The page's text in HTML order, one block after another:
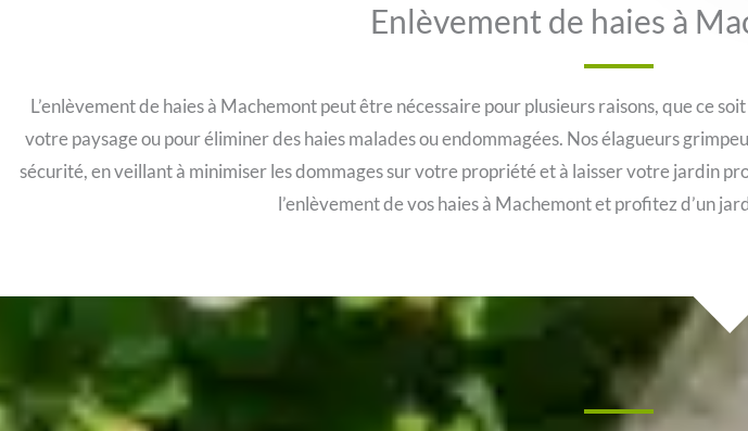
Enlèvement de haies à
L’enlèvement de haies à Machemont peut être nécessaire pour plusieurs raisons, que ce
votre paysage ou pour éliminer des haies malades ou endommagées. Nos élagueurs
sécurité, en veillant à minimiser les dommages sur votre propriété et à laisser votre jardin
l’enlèvement de vos haies à Machemont et profitez d’un